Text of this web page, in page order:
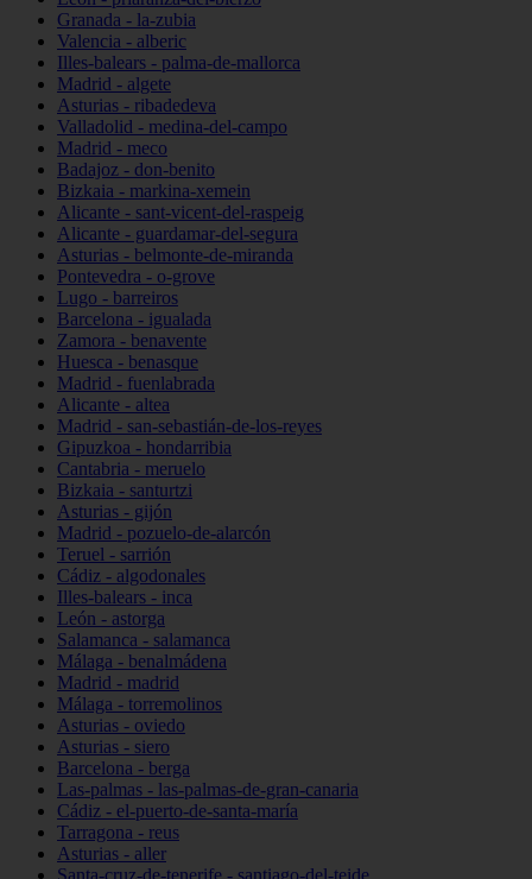
Granada - la-zubia
Valencia - alberic
Illes-balears - palma-de-mallorca
Madrid - algete
Asturias - ribadedeva
Valladolid - medina-del-campo
Madrid - meco
Badajoz - don-benito
Bizkaia - markina-xemein
Alicante - sant-vicent-del-raspeig
Alicante - guardamar-del-segura
Asturias - belmonte-de-miranda
Pontevedra - o-grove
Lugo - barreiros
Barcelona - igualada
Zamora - benavente
Huesca - benasque
Madrid - fuenlabrada
Alicante - altea
Madrid - san-sebastián-de-los-reyes
Gipuzkoa - hondarribia
Cantabria - meruelo
Bizkaia - santurtzi
Asturias - gijón
Madrid - pozuelo-de-alarcón
Teruel - sarrión
Cádiz - algodonales
Illes-balears - inca
León - astorga
Salamanca - salamanca
Málaga - benalmádena
Madrid - madrid
Málaga - torremolinos
Asturias - oviedo
Asturias - siero
Barcelona - berga
Las-palmas - las-palmas-de-gran-canaria
Cádiz - el-puerto-de-santa-maría
Tarragona - reus
Asturias - aller
Santa-cruz-de-tenerife - santiago-del-teide